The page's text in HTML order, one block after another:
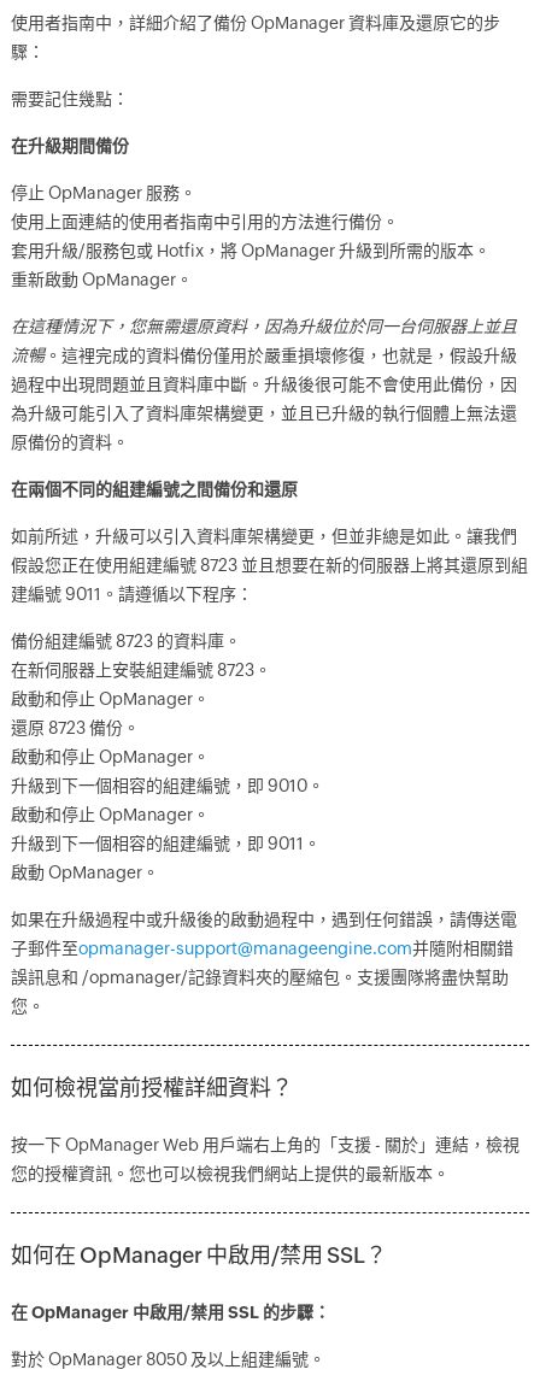
使用者指南中，詳細介紹了備份 OpManager 資料庫及還原它的步
驟：
需要記住幾點：
在升級期間備份
停止 OpManager 服務。
使用上面連結的使用者指南中引用的方法進行備份。
套用升級/服務包或 Hotfix，將 OpManager 升級到所需的版本。
重新啟動 OpManager。
在這種情況下，您無需還原資料，因為升級位於同一台伺服器上並且
流暢。這裡完成的資料備份僅用於嚴重損壞修復，也就是，假設升級
過程中出現問題並且資料庫中斷。升級後很可能不會使用此備份，因
為升級可能引入了資料庫架構變更，並且已升級的執行個體上無法還
原備份的資料。
在兩個不同的組建編號之間備份和還原
如前所述，升級可以引入資料庫架構變更，但並非總是如此。讓我們
假設您正在使用組建編號 8723 並且想要在新的伺服器上將其還原到組
建編號 9011。請遵循以下程序：
備份組建編號 8723 的資料庫。
在新伺服器上安裝組建編號 8723。
啟動和停止 OpManager。
還原 8723 備份。
啟動和停止 OpManager。
升級到下一個相容的組建編號，即 9010。
啟動和停止 OpManager。
升級到下一個相容的組建編號，即 9011。
啟動 OpManager。
如果在升級過程中或升級後的啟動過程中，遇到任何錯誤，請傳送電
子郵件至opmanager-support@manageengine.com并隨附相關錯
誤訊息和 /opmanager/記錄資料夾的壓縮包。支援團隊將盡快幫助
您。
如何檢視當前授權詳細資料？
按一下 OpManager Web 用戶端右上角的「支援 - 關於」連結，檢視
您的授權資訊。您也可以檢視我們網站上提供的最新版本。
如何在 OpManager 中啟用/禁用 SSL？
在 OpManager 中啟用/禁用 SSL 的步驟：
對於 OpManager 8050 及以上組建編號。